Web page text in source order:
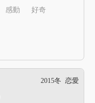
感動 好奇
2015冬 恋愛